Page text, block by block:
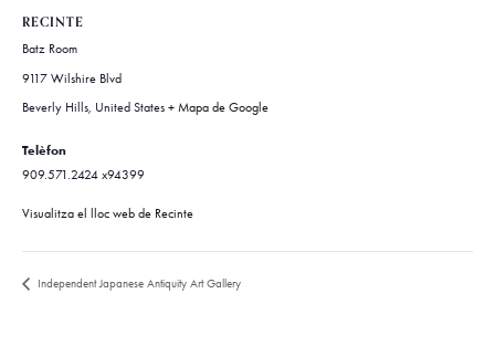
RECINTE
Batz Room
9117 Wilshire Blvd
Beverly Hills, United States + Mapa de Google
Telèfon
909.571.2424 x94399
Visualitza el lloc web de Recinte
Independent Japanese Antiquity Art Gallery